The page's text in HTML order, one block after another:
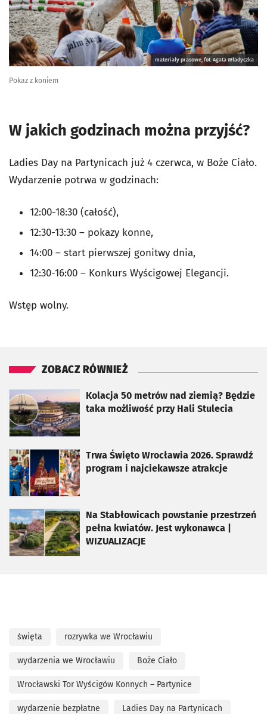
materiały prasowe, fot. Agata Władyczka
Pokaz z koniem
W jakich godzinach można przyjść?
Ladies Day na Partynicach już 4 czerwca, w Boże Ciało.
Wydarzenie potrwa w godzinach:
12:00-18:30 (całość),
12:30-13:30 – pokazy konne,
14:00 – start pierwszej gonitwy dnia,
12:30-16:00 – Konkurs Wyścigowej Elegancji.
Wstęp wolny.
ZOBACZ RÓWNIEŻ
Kolacja 50 metrów nad ziemią? Będzie
taka możliwość przy Hali Stulecia
otworzy się w nowej karcie
Trwa Święto Wrocławia 2026. Sprawdź
program i najciekawsze atrakcje
otworzy się w nowej karcie
Na Stabłowicach powstanie przestrzeń
pełna kwiatów. Jest wykonawca |
WIZUALIZACJE
otworzy się w nowej karcie
święta rozrywka we Wrocławiu
wydarzenia we Wrocławiu Boże Ciało
Wrocławski Tor Wyścigów Konnych – Partynice
wydarzenie bezpłatne Ladies Day na Partynicach